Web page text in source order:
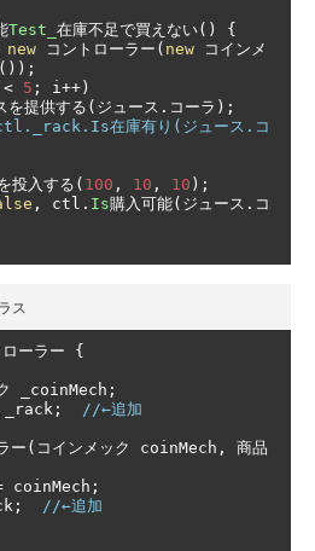
Test_ 在庫不足で買えない()
{
new コントローラー( new
コインメ
());
< 5 ; i++)
を提供する(ジュース.コーラ);
在庫有り(ジュース.コ
投入する( 100 , 10 , 10 );
, ctl . Is購入可能(ジュース.コ
ス
ーラー {
_coinMech ;
_rack ; //←追加
ー(コインメック coinMech ,
商品
coinMech ;
;
//←追加